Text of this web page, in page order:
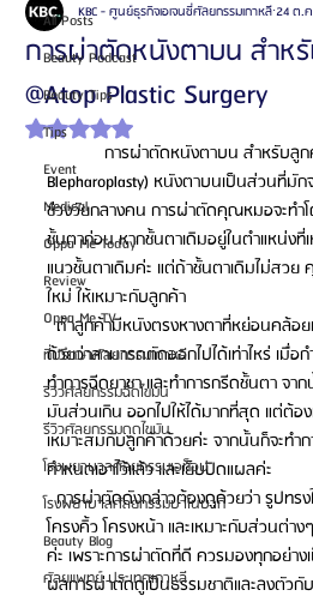
All Posts
Beauty Podcast
Beauty Tips
Tips
Event
Medical
Oppa Me Today
Review
Oppa Me TV
ที่ปรึกษาศัลยกรรมเกาหลี
รีวิวศัลยกรรมฉีดไขมัน
รีวิวศัลยกรรมดูดไขมัน
โรงพยาบาลศัลยกรรมเอท็อป
โรงพยาบาลศัลยกรรมบาโนบากิ
Beauty Blog
ศัลยแพทย์ ประเทศเกาหลี
การผ่าตัดหนังตาบน สำห
@Atop Plastic Surgery
KBC - ศูนย์ธุรกิจเอเจนซี่ศัลยกรรมเกาหลี24 ต.
ได้รับ NaN เต็ม 5 ดาว
การผ่าตัดหนังตาบน สำหรับลูกค้
Blepharoplasty) หนังตาบนเป็นส่วนที่มั
ช่วงวัยกลางคน การผ่าตัดคุณหมอจะทำ
ชั้นตาก่อน หากชั้นตาเดิมอยู่ในตำแหน่งที่
แนวชั้นตาเดิมค่ะ แต่ถ้าชั้นตาเดิมไม่สว
ใหม่ ให้เหมาะกับลูกค้า
  ถ้าลูกค้ามีหนังตรงหางตาที่หย่อนคล้อยเยอะ คุณหมอก็จะกำหนด
ด้วยว่าสามารถตัดออกไปได้เท่าไหร่ เมื่อ
ทำการฉีดยาชา และทำการกรีดชั้นตา จา
มันส่วนเกิน ออกไปให้ได้มากที่สุด แต่ต้อ
เหมาะสมกับลูกค้าด้วยค่ะ จากนั้นก็จะทำ
กำหนดเอาไว้แล้ว และเย็บปิดแผลค่ะ
  การผ่าตัดดังกล่าวต้องดูด้วยว่า รูปทรงใหม่ของดวงตา เหมาะกับ
โครงคิ้ว โครงหน้า และเหมาะกับส่วนต่า
ค่ะ เพราะการผ่าตัดที่ดี ควรมองทุกอย่า
ผลการผ่าตัดดูเป็นธรรมชาติและลงตัว